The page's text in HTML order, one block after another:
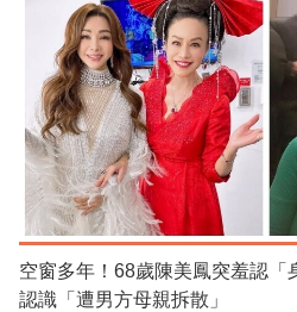
空窗多年！68歲陳美鳳突羞認
認識「遭男方母親拆散」